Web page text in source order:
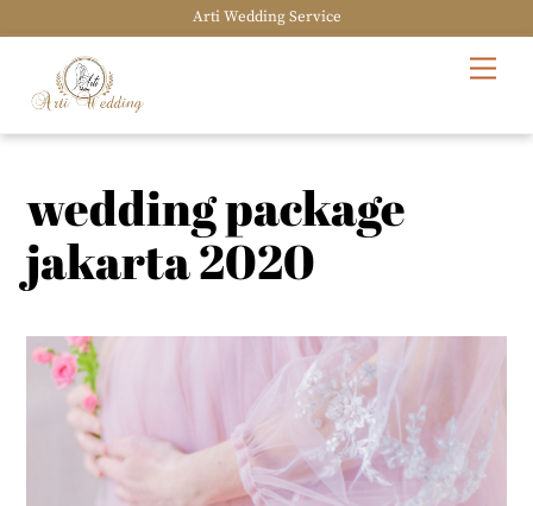
Arti Wedding Service
Skip
wedding package
jakarta 2020